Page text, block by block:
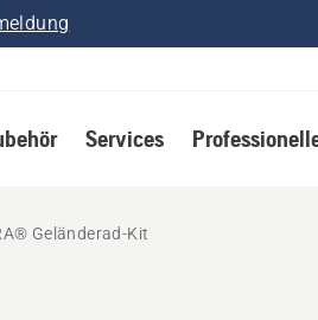
Services
Geländerad-Kit